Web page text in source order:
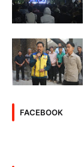
FACEBOOK